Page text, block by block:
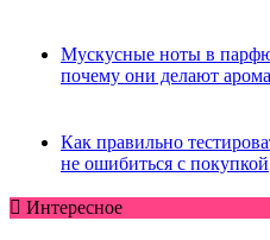
Мускусные ноты в
почему они делают
Как правильно
не ошибиться с покупкой
Интересное